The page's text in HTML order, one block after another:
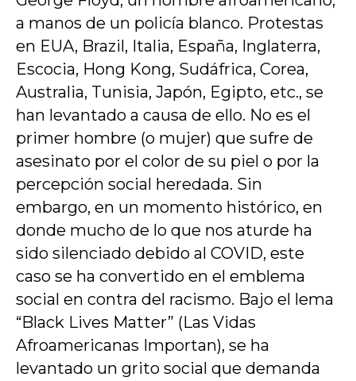
a manos de un policía blanco. Protestas
en EUA, Brazil, Italia, España, Inglaterra,
Escocia, Hong Kong, Sudáfrica, Corea,
Australia, Tunisia, Japón, Egipto, etc., se
han levantado a causa de ello. No es el
primer hombre (o mujer) que sufre de
asesinato por el color de su piel o por la
percepción social heredada. Sin
embargo, en un momento histórico, en
donde mucho de lo que nos aturde ha
sido silenciado debido al COVID, este
caso se ha convertido en el emblema
social en contra del racismo. Bajo el lema
“Black Lives Matter” (Las Vidas
Afroamericanas Importan), se ha
levantado un grito social que demanda